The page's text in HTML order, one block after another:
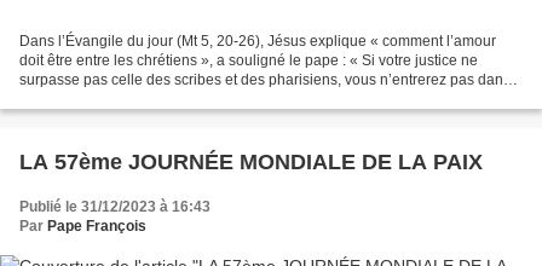
Dans l’Évangile du jour (Mt 5, 20-26), Jésus explique « comment l’amour
doit être entre les chrétiens », a souligné le pape : « Si votre justice ne
surpasse pas celle des scribes et des pharisiens, vous n’entrerez pas dans
LA 57ème JOURNÉE MONDIALE DE LA PAIX
Publié le 31/12/2023 à 16:43
Par Pape François